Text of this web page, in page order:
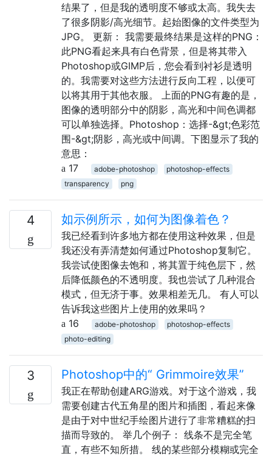
结果了，但是我的透明度不够或太高。我失去
了很多阴影/高光细节。起始图像的文件类型为
JPG。 更新： 我需要最终结果是这样的PNG：
此PNG看起来具有白色背景，但是将其带入
Photoshop或GIMP后，您会看到衬衫是透明
的。我需要对这些方法进行反向工程，以便可
以将其用于其他衣服。 上面的PNG有趣的是，
图像的透明部分中的阴影，高光和中间色调都
可以单独选择。Photoshop：选择-&gt;色彩范
围-&gt;阴影，高光或中间调。下图显示了我的
意思：
17
adobe-photoshop
photoshop-effects
transparency
png
4 如示例所示，如何为图像着色？
我已经看到许多地方都在使用这种效果，但是
我还没有弄清楚如何通过Photoshop复制它。
我尝试使图像去饱和，将其置于纯色层下，然
后降低颜色的不透明度。我也尝试了几种混合
模式，但无济于事。效果相差无几。 有人可以
告诉我这些图片上使用的效果吗？
16
adobe-photoshop
photoshop-effects
photo-editing
3 Photoshop中的“ Grimmoire效果”
我正在帮助创建ARG游戏。对于这个游戏，我
需要创建古代五角星的图片和插图，看起来像
是由于对中世纪手绘图片进行了非常糟糕的扫
描而导致的。 举几个例子： 线条不是完全笔
直，有些不知所措。 线的某些部分模糊或完全